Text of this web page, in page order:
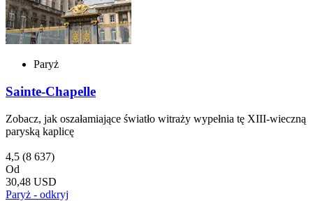
Paryż
Sainte-Chapelle
Zobacz, jak oszałamiające światło witraży wypełnia tę XIII-wieczną
paryską kaplicę
4,5 (8 637)
Od
30,48 USD
Paryż - odkryj